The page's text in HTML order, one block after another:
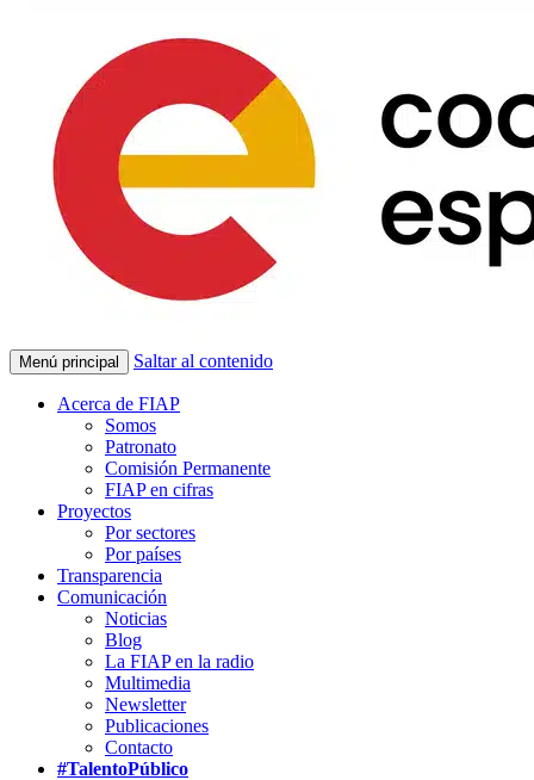
Menú principal Saltar al contenido
Acerca de FIAP
Somos
Patronato
Comisión Permanente
FIAP en cifras
Proyectos
Por sectores
Por países
Transparencia
Comunicación
Noticias
Blog
La FIAP en la radio
Multimedia
Newsletter
Publicaciones
Contacto
#TalentoPúblico